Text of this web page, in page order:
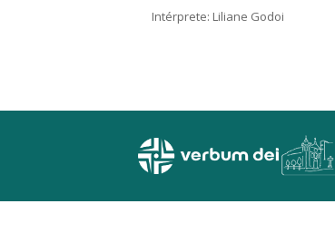
Intérprete: Liliane Godoi